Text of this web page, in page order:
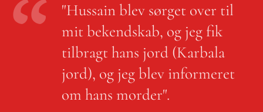
"Hussain blev sørget over til
mit bekendskab, og jeg fik
tilbragt hans jord (Karbala
jord), og jeg blev informeret
om hans morder".